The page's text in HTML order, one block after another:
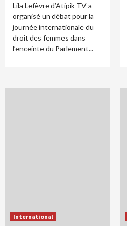
Lila Lefèvre d’Atipik TV a
organisé un débat pour la
journée internationale du
droit des femmes dans
l’enceinte du Parlement...
International